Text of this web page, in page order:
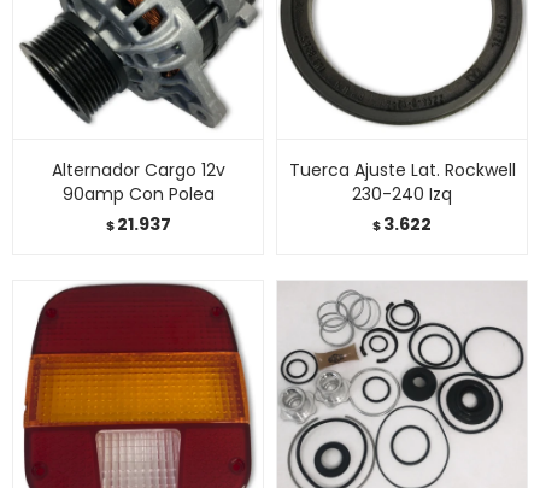
Alternador Cargo 12v
90amp Con Polea
$ 21.937
Tuerca Ajuste Lat. Rockwell
230-240 Izq
$3.622